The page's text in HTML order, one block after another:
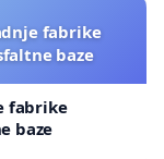
fabrike
baze
fabrike
baze